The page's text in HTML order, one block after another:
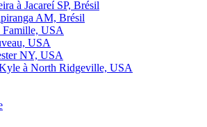
à Jacareí SP, Brésil
AM, Brésil
Famille, USA
USA
NY, USA
à North Ridgeville, USA